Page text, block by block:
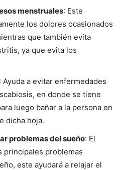
menstruales: Este
los dolores ocasionados
que también evita
ya que evita los
: Ayuda a evitar enfermedades
en donde se tiene
luego bañar a la persona en
dicha hoja.
problemas del sueño: El
principales problemas
este ayudará a relajar el